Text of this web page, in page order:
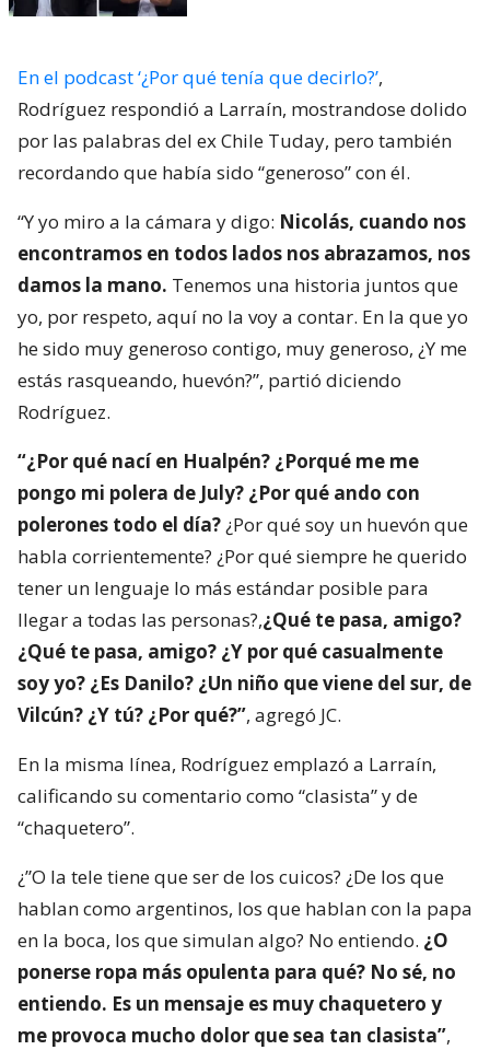
En el podcast ‘¿Por qué tenía que decirlo?’,
Rodríguez respondió a Larraín, mostrandose dolido
por las palabras del ex Chile Tuday, pero también
recordando que había sido “generoso” con él.
“Y yo miro a la cámara y digo: Nicolás, cuando nos
encontramos en todos lados nos abrazamos, nos
damos la mano. Tenemos una historia juntos que
yo, por respeto, aquí no la voy a contar. En la que yo
he sido muy generoso contigo, muy generoso, ¿Y me
estás rasqueando, huevón?”, partió diciendo
Rodríguez.
“¿Por qué nací en Hualpén? ¿Porqué me me
pongo mi polera de July? ¿Por qué ando con
polerones todo el día?¿Por qué soy un huevón que
habla corrientemente? ¿Por qué siempre he querido
tener un lenguaje lo más estándar posible para
llegar a todas las personas?,¿Qué te pasa, amigo?
¿Qué te pasa, amigo? ¿Y por qué casualmente
soy yo? ¿Es Danilo? ¿Un niño que viene del sur, de
Vilcún? ¿Y tú? ¿Por qué?”, agregó JC.
En la misma línea, Rodríguez emplazó a Larraín,
calificando su comentario como “clasista” y de
“chaquetero”.
¿”O la tele tiene que ser de los cuicos? ¿De los que
hablan como argentinos, los que hablan con la papa
en la boca, los que simulan algo? No entiendo. ¿O
ponerse ropa más opulenta para qué? No sé, no
entiendo. Es un mensaje es muy chaquetero y
me provoca mucho dolor que sea tan clasista”,